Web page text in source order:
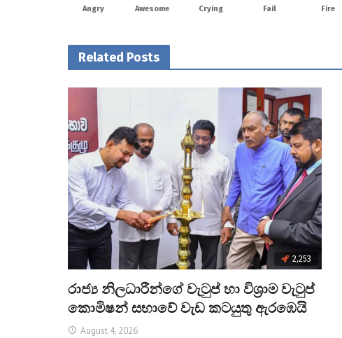
Angry Awesome Crying Fail Fire
Related Posts
2,253
රාජ්‍ය නිලධාරීන්ගේ වැටුප් හා විශ්‍රාම වැටුප්
කොමිෂන් සභාවේ වැඩ කටයුතු ඇරඹෙයි
August 4, 2026